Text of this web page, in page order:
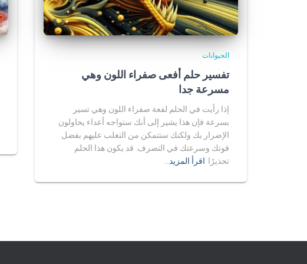
الحيوانات
تفسير حلم أفعى صفراء اللون وهي
مسرعة جدا
إذا رأيت في الحلم لفعة صفراء اللون وهي تسير
بسرعة فإن هذا يشير إلى أنك ستواجه أعداء يحاولون
الإضرار بك ولكنك ستتمكن من التغلب عليهم بفضل
قوتك وسرعتك في التصرف. قد يكون هذا الحلم
تحذيرًا اقرأ المزيد…